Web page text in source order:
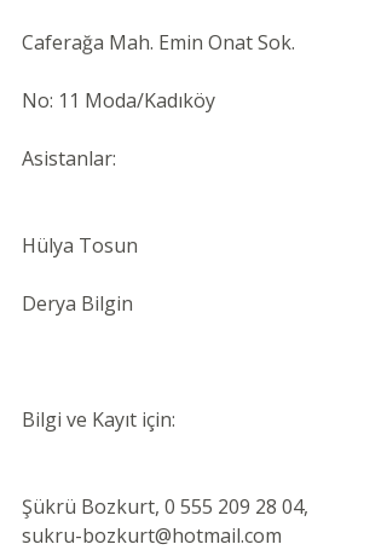
Caferağa Mah. Emin Onat Sok.
No: 11 Moda/Kadıköy
Asistanlar:
Hülya Tosun
Derya Bilgin
Bilgi ve Kayıt için:
Şükrü Bozkurt, 0 555 209 28 04,
sukru-bozkurt@hotmail.com